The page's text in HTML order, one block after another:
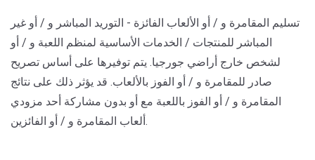
تسليم المقامرة و / أو الألعاب الفائزة - التوريد المباشر و / أو غير
المباشر للمنتجات / الخدمات الأساسية لمنظم اللعبة و / أو
لشخص خارج أراضي جورجيا. يتم توفيرها على أساس تصريح
صادر للمقامرة و / أو الفوز بالألعاب. قد يؤثر ذلك على نتائج
المقامرة و / أو الفوز باللعبة مع أو بدون مشاركة أحد مزودي
ألعاب المقامرة و / أو الفائزين.